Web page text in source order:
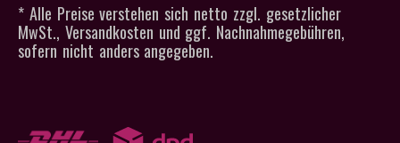
* Alle Preise verstehen sich netto zzgl. gesetzlicher
MwSt., Versandkosten und ggf. Nachnahmegebühren,
sofern nicht anders angegeben.